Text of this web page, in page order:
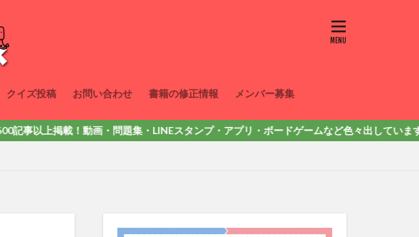
クイズ投稿 お問い合わせ 書籍の修正情報 メンバー募集
・問題集・LINEスタンプ・アプリ・ボードゲームなど色々出しています。詳しくはここを